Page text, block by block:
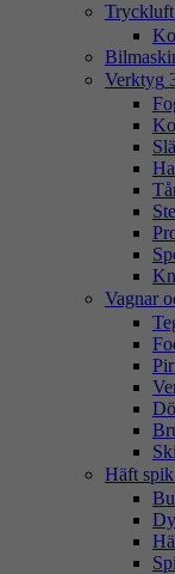
Tryckluft
Verktyg
Vagnar
Häft